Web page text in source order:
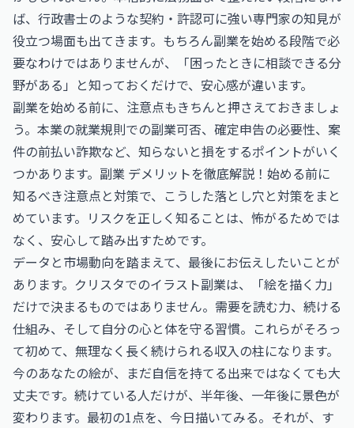
ば、 行政書士のような契約・許認可に強い専門家の知見が
役立つ場面も出てきます。もちろん副業を始める段階で必
要なわけではありませんが、「困ったときに相談できる分
野がある」と知っておくだけで、安心感が違います。
副業を始める前に、注意点もきちんと押さえておきましょ
う。本業の就業規則での副業可否、確定申告の必要性、案
件の前払い詐欺など、知らないと損をするポイントがいく
つかあります。 副業 デメリットを徹底解説！始める前に
知るべき注意点と対策で、こうした落とし穴と対策をまと
めています。リスクを正しく知ることは、怖がるためでは
なく、安心して踏み出すためです。
データと市場動向を踏まえて、最後にお伝えしたいことが
あります。クリスタでのイラスト副業は、「絵を描く力」
だけで決まるものではありません。需要を読む力、続ける
仕組み、そして自分の心と体を守る習慣。これらがそろっ
て初めて、無理なく長く続けられる収入の柱になります。
今のあなたの絵が、まだ自信を持てる出来ではなくても大
丈夫です。続けている人だけが、半年後、一年後に景色が
変わります。最初の1点を、今日描いてみる。それが、す